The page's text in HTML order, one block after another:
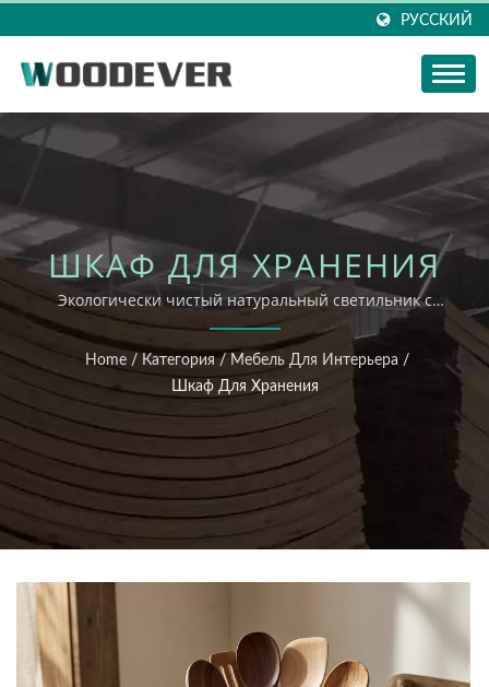
РУССКИЙ
ШКАФ ДЛЯ ХРАНЕНИЯ
Экологически чистый натуральный светильник с
абажуром из вязаного материала,
сертифицированный FSC, фабрика домашних
вязаных изделий во Вьетнаме с высоко гибкой
индивидуальной настройкой и услугой «одного окна».
Home / Категория / Мебель Для Интерьера /
Шкаф Для Хранения